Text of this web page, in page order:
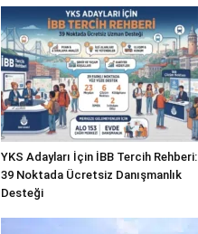
YKS Adayları İçin İBB Tercih Rehberi:
39 Noktada Ücretsiz Danışmanlık
Desteği